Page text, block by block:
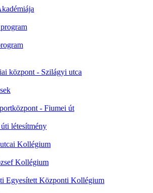
központ - Szilágyi utca
- Fiumei út
létesítmény
Kollégium
Kollégium
Egyesített Központi Kollégium